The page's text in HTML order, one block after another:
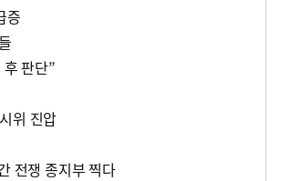
증
판단”
위 진압
전쟁 종지부 찍다